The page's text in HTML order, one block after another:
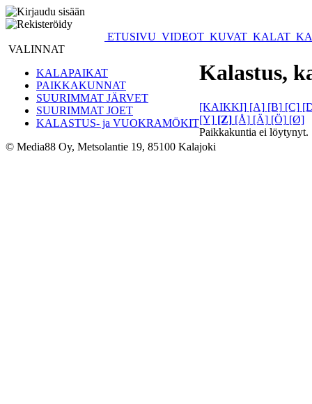
ETUSIVU VIDEOT KUVAT KALAT
VALINNAT
KALAPAIKAT
PAIKKAKUNNAT
SUURIMMAT JÄRVET
SUURIMMAT JOET
KALASTUS- ja VUOKRAMÖKIT
Kalastus,
[KAIKKI] [A] [B] [C]
[Y] [Z] [Å] [Ä] [Ö] [Ø]
Paikkakuntia ei löytynyt.
© Media88 Oy, Metsolantie 19, 85100 Kalajoki